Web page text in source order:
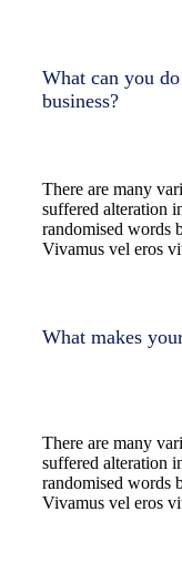
What can you
business?
There are many
suffered alteration
randomised words
Vivamus vel eros
What makes
There are many
suffered alteration
randomised words
Vivamus vel eros